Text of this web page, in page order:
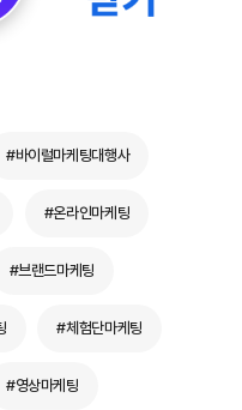
#바이럴마케팅대행사
#온라인마케팅
#브랜드마케팅
#체험단마케팅
#영상마케팅